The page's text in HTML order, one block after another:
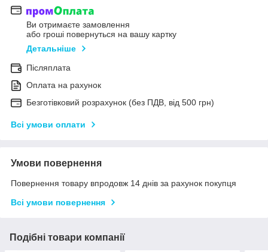
Ви отримаєте замовлення
або гроші повернуться на вашу картку
Детальніше
Післяплата
Оплата на рахунок
Безготівковий розрахунок (без ПДВ, від 500 грн)
Всі умови оплати
Умови повернення
Повернення товару впродовж 14 днів за рахунок покупця
Всі умови повернення
Подібні товари компанії